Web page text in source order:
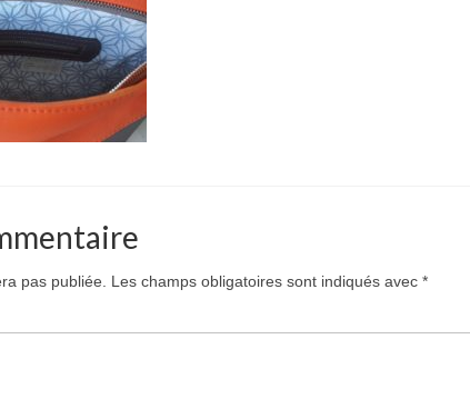
pas publiée. Les champs obligatoires sont indiqués avec *